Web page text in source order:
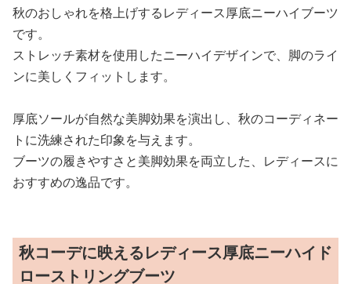
秋のおしゃれを格上げするレディース厚底ニーハイブーツ
です。
ストレッチ素材を使用したニーハイデザインで、脚のライ
ンに美しくフィットします。
厚底ソールが自然な美脚効果を演出し、秋のコーディネー
トに洗練された印象を与えます。
ブーツの履きやすさと美脚効果を両立した、レディースに
おすすめの逸品です。
秋コーデに映えるレディース厚底ニーハイド
ローストリングブーツ